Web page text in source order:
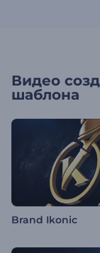
Видео
шаблона
Brand Ikonic